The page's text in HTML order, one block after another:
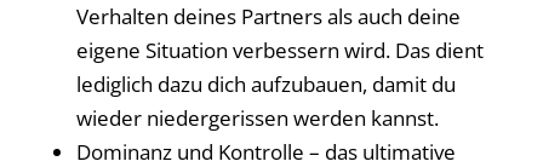
Verhalten deines Partners als auch deine
eigene Situation verbessern wird. Das dient
lediglich dazu dich aufzubauen, damit du
wieder niedergerissen werden kannst.
Dominanz und Kontrolle – das ultimative